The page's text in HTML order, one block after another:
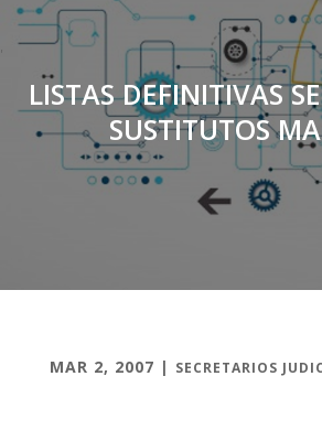
'
LISTAS DEFINITIVAS
SUSTITUTOS
MAR 2, 2007 | SECRETARIOS